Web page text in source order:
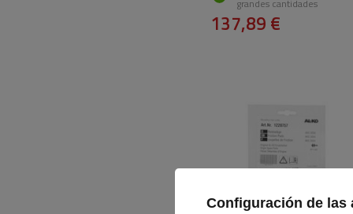
grandes cantidades
137,89 €
Configuración de las